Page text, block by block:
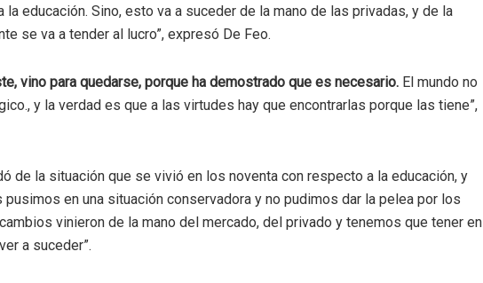
educación. Sino, esto va a suceder de la mano de las privadas, y de la
se va a tender al lucro”, expresó De Feo.
vino para quedarse, porque ha demostrado que es necesario. El mundo no
y la verdad es que a las virtudes hay que encontrarlas porque las tiene”,
de la situación que se vivió en los noventa con respecto a la educación, y
en una situación conservadora y no pudimos dar la pelea por los
vinieron de la mano del mercado, del privado y tenemos que tener en
a suceder”.